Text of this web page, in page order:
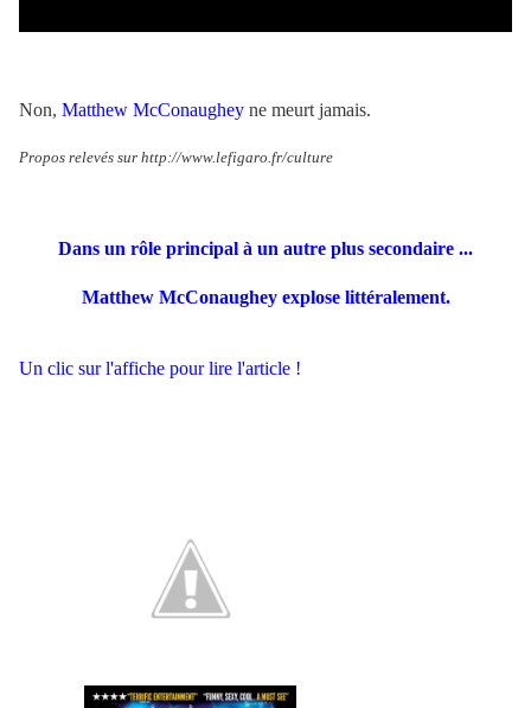
Non, Matthew McConaughey ne meurt jamais.
Propos relevés sur http://www.lefigaro.fr/culture
Dans un rôle principal à un autre plus secondaire ...
Matthew McConaugheyexplose littéralement.
Un clic sur l'affiche pour lire l'article !